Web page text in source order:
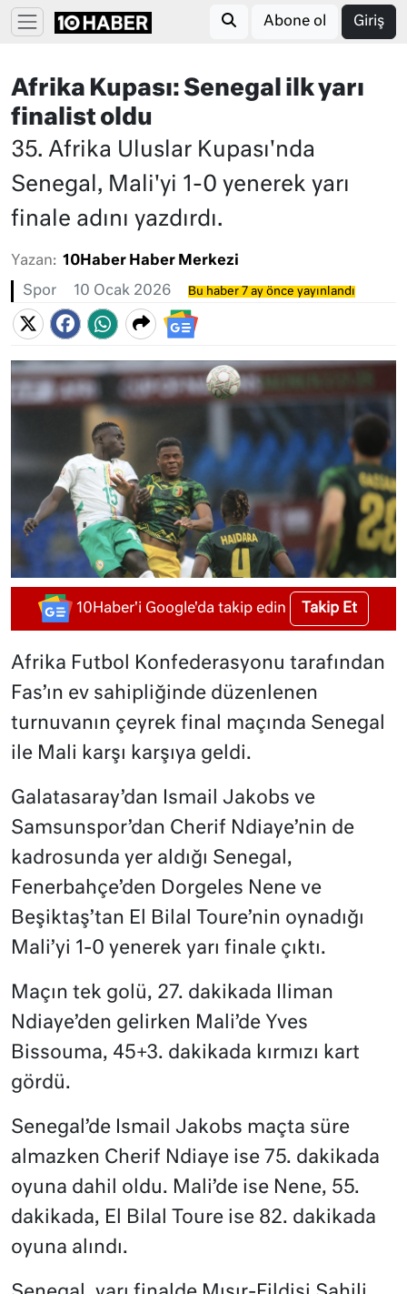
Abone ol Giriş
Afrika Kupası: Senegal ilk yarı
finalist oldu
35. Afrika Uluslar Kupası'nda
Senegal, Mali'yi 1-0 yenerek yarı
finale adını yazdırdı.
Yazan: 10Haber Haber Merkezi
Spor 10 Ocak 2026 Bu haber 7 ay önce yayınlandı
10Haber'i Google'da takip edin Takip Et
Afrika Futbol Konfederasyonu tarafından
Fas’ın ev sahipliğinde düzenlenen
turnuvanın çeyrek final maçında Senegal
ile Mali karşı karşıya geldi.
Galatasaray’dan Ismail Jakobs ve
Samsunspor’dan Cherif Ndiaye’nin de
kadrosunda yer aldığı Senegal,
Fenerbahçe’den Dorgeles Nene ve
Beşiktaş’tan El Bilal Toure’nin oynadığı
Mali’yi 1-0 yenerek yarı finale çıktı.
Maçın tek golü, 27. dakikada Iliman
Ndiaye’den gelirken Mali’de Yves
Bissouma, 45+3. dakikada kırmızı kart
gördü.
Senegal’de Ismail Jakobs maçta süre
almazken Cherif Ndiaye ise 75. dakikada
oyuna dahil oldu. Mali’de ise Nene, 55.
dakikada, El Bilal Toure ise 82. dakikada
oyuna alındı.